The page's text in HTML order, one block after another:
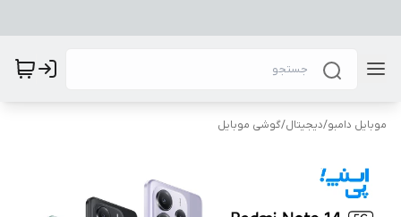
موبایل دامبو/دیجیتال/گوشی موبایل